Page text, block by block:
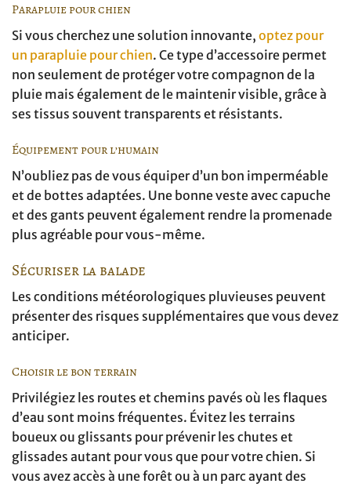
Parapluie pour chien
Si vous cherchez une solution innovante, optez pour
un parapluie pour chien. Ce type d’accessoire permet
non seulement de protéger votre compagnon de la
pluie mais également de le maintenir visible, grâce à
ses tissus souvent transparents et résistants.
Équipement pour l’humain
N’oubliez pas de vous équiper d’un bon imperméable
et de bottes adaptées. Une bonne veste avec capuche
et des gants peuvent également rendre la promenade
plus agréable pour vous-même.
Sécuriser la balade
Les conditions météorologiques pluvieuses peuvent
présenter des risques supplémentaires que vous devez
anticiper.
Choisir le bon terrain
Privilégiez les routes et chemins pavés où les flaques
d’eau sont moins fréquentes. Évitez les terrains
boueux ou glissants pour prévenir les chutes et
glissades autant pour vous que pour votre chien. Si
vous avez accès à une forêt ou à un parc ayant des